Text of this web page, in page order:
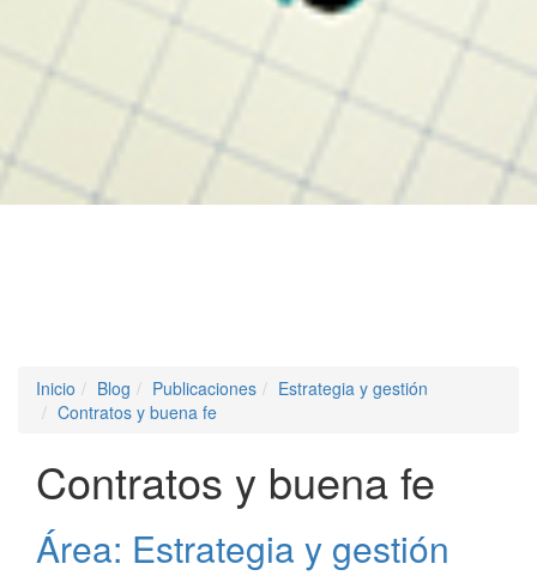
Inicio Blog Publicaciones
Estrategia y gestión
Contratos y buena fe
Contratos y buena fe
Área: Estrategia y gestión